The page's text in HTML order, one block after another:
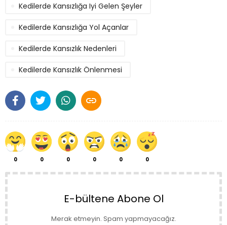

0 0 0 0 0 0
Kedilerde Kansızlığa Iyi Gelen Şeyler
Kedilerde Kansızlığa Yol Açanlar
Kedilerde Kansızlık Nedenleri
Kedilerde Kansızlık Önlenmesi
E-bültene Abone Ol
Merak etmeyin. Spam yapmayacağız.